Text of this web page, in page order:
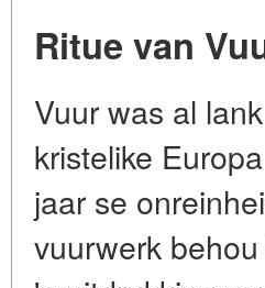
Ritue van
Vuur was al
kristelike
jaar se
vuurwerk